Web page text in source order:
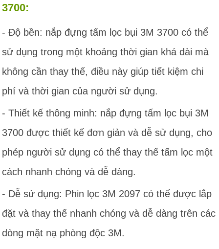
3700:
- Độ bền: nắp đựng tấm lọc bụi 3M 3700 có thể
sử dụng trong một khoảng thời gian khá dài mà
không cần thay thế, điều này giúp tiết kiệm chi
phí và thời gian của người sử dụng.
- Thiết kế thông minh: nắp đựng tấm lọc bụi 3M
3700 được thiết kế đơn giản và dễ sử dụng, cho
phép người sử dụng có thể thay thế tấm lọc một
cách nhanh chóng và dễ dàng.
- Dễ sử dụng: Phin lọc 3M 2097 có thể được lắp
đặt và thay thế nhanh chóng và dễ dàng trên các
dòng mặt nạ phòng độc 3M.